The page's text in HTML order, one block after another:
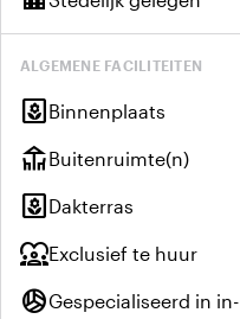
ALGEMENE FACILITEITEN
yardBinnenplaats
deckBuitenruimte(n)
yardDakterras
diversity_1Exclusief te huur
sports_volleyballGespecialiseerd in